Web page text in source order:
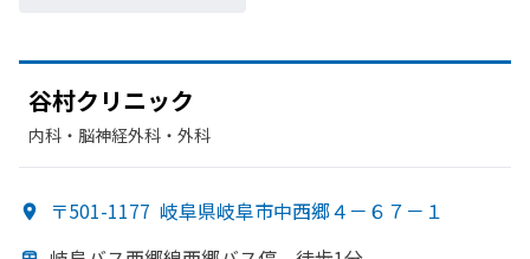
谷村クリニック
内科・​脳神経外科・​外科
〒501-1177 岐阜県岐阜市中西郷４－６７－１